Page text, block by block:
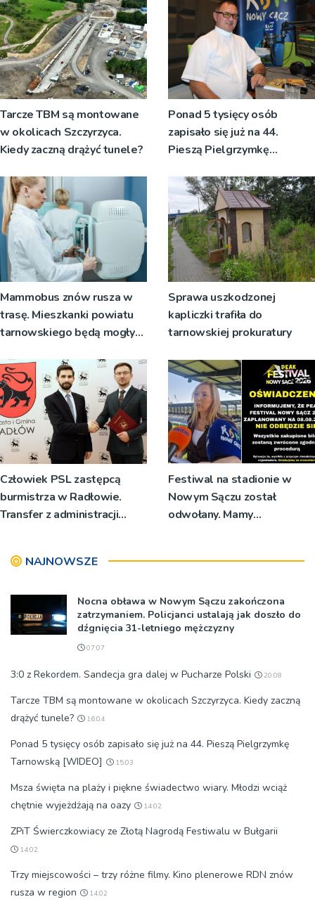
mężczyzny
Tarcze TBM są montowane
w okolicach Szczyrzyca.
Kiedy zaczną drążyć tunele?
Ponad 5 tysięcy osób
zapisało się już na 44.
Pieszą Pielgrzymkę
Mammobus znów rusza w
trasę. Mieszkanki powiatu
tarnowskiego będą mogły
Sprawa uszkodzonej
kapliczki trafiła do
tarnowskiej prokuratury
Człowiek PSL zastępcą
burmistrza w Radłowie.
Transfer z administracji
Festiwal na stadionie w
Nowym Sączu został
odwołany. Mamy
NAJNOWSZE
Nocna obława w Nowym Sączu zakończona
zatrzymaniem. Policjanci ustalają jak doszło do
dźgnięcia 31-letniego mężczyzny
07:07
3:0 z Rekordem. Sandecja gra dalej w Pucharze Polski 20:08
Tarcze TBM są montowane w okolicach Szczyrzyca. Kiedy zaczną
drążyć tunele?
16:04
Ponad 5 tysięcy osób zapisało się już na 44. Pieszą Pielgrzymkę
Tarnowską [WIDEO]
15:03
Msza święta na plaży i piękne świadectwo wiary. Młodzi wciąż
chętnie wyjeżdżają na oazy
14:02
ZPiT Świerczkowiacy ze Złotą Nagrodą Festiwalu w Bułgarii
14:02
Trzy miejscowości – trzy różne filmy. Kino plenerowe RDN znów
rusza w region
14:02